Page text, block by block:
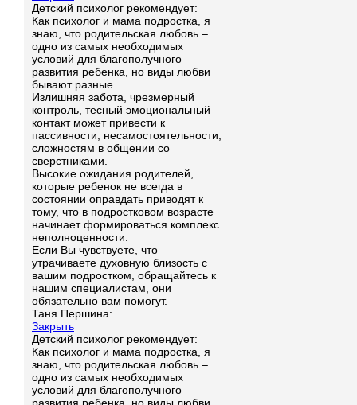
Детский психолог рекомендует:
Как психолог и мама подростка, я
знаю, что родительская любовь –
одно из самых необходимых
условий для благополучного
развития ребенка, но виды любви
бывают разные…
Излишняя забота, чрезмерный
контроль, тесный эмоциональный
контакт может привести к
пассивности, несамостоятельности,
сложностям в общении со
сверстниками.
Высокие ожидания родителей,
которые ребенок не всегда в
состоянии оправдать приводят к
тому, что в подростковом возрасте
начинает формироваться комплекс
неполноценности.
Если Вы чувствуете, что
утрачиваете духовную близость с
вашим подростком, обращайтесь к
нашим специалистам, они
обязательно вам помогут.
Таня Першина:
Закрыть
Детский психолог рекомендует:
Как психолог и мама подростка, я
знаю, что родительская любовь –
одно из самых необходимых
условий для благополучного